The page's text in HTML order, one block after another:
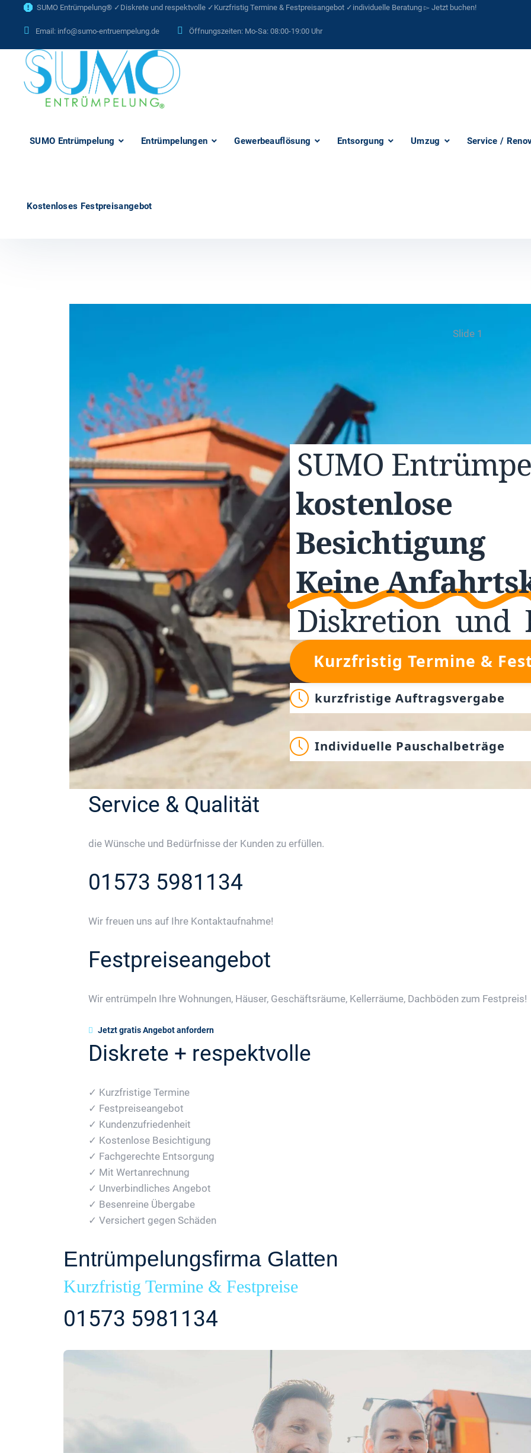
SUMO Entrümpelung® ✓Diskrete und respektvolle ✓Kurzfristig Termine & Festpreisangebot ✓individuelle Beratung ▻ Jetzt buchen!
Email: info@sumo-entruempelung.de Öffnungszeiten: Mo-Sa: 08:00-19:00 Uhr
SUMO Entrümpelung Entrümpelungen Gewerbeauflösung Entsorgung Umzug Service /
Kostenloses Festpreisangebot
Slide 1
SUMO
kostenlose
Besichtigung
Keine
Diskretion und
Kurzfristig Termine &
kurzfristige Auftragsvergabe
Individuelle Pauschalbeträge
Service & Qualität
die Wünsche und Bedürfnisse der Kunden zu erfüllen.
01573 5981134
Wir freuen uns auf Ihre Kontaktaufnahme!
Festpreiseangebot
Wir entrümpeln Ihre Wohnungen, Häuser, Geschäftsräume, Kellerräume, Dachböden zum Festpreis!
Jetzt gratis Angebot anfordern
Diskrete + respektvolle
✓ Kurzfristige Termine
✓ Festpreiseangebot
✓ Kundenzufriedenheit
✓ Kostenlose Besichtigung
✓ Fachgerechte Entsorgung
✓ Mit Wertanrechnung
✓ Unverbindliches Angebot
✓ Besenreine Übergabe
✓ Versichert gegen Schäden
Entrümpelungsfirma Glatten
Kurzfristig Termine & Festpreise
01573 5981134